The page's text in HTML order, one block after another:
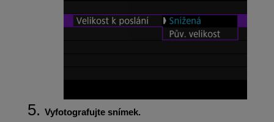
Vyfotografujte snímek.